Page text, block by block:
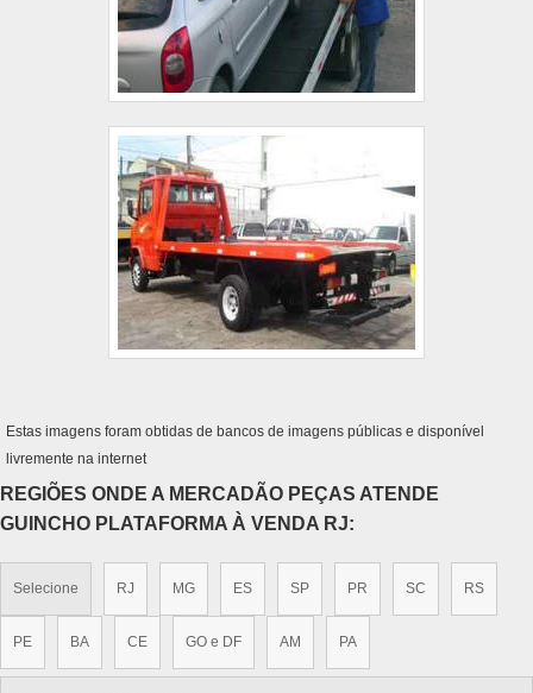
Estas imagens foram obtidas de bancos de imagens públicas e disponível
livremente na internet
REGIÕES ONDE A MERCADÃO PEÇAS ATENDE
GUINCHO PLATAFORMA À VENDA RJ:
Selecione RJ MG ES SP PR SC RS
PE BA CE GO e DF AM PA